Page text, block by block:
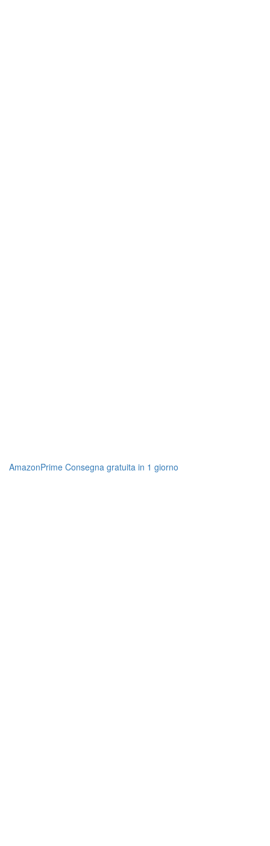
AmazonPrime Consegna gratuita in 1 giorno